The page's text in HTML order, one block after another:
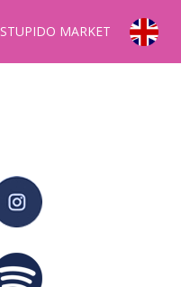
STUPIDO MARKET